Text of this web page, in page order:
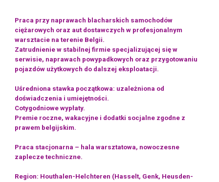
Praca przy naprawach blacharskich samochodów
ciężarowych oraz aut dostawczych w profesjonalnym
warsztacie na terenie Belgii.
Zatrudnienie w stabilnej firmie specjalizującej się w
serwisie, naprawach powypadkowych oraz przygotowaniu
pojazdów użytkowych do dalszej eksploatacji.
Uśredniona stawka początkowa: uzależniona od
doświadczenia i umiejętności.
Cotygodniowe wypłaty.
Premie roczne, wakacyjne i dodatki socjalne zgodne z
prawem belgijskim.
Praca stacjonarna – hala warsztatowa, nowoczesne
zaplecze techniczne.
Region: Houthalen-Helchteren (Hasselt, Genk, Heusden-